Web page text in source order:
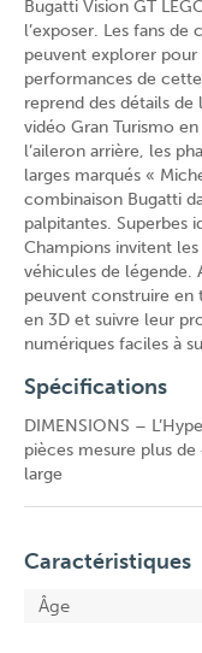
Bugatti Vision GT
l’exposer. Les fans
peuvent explorer pour
performances de
reprend des détails
vidéo Gran Turismo
l’aileron arrière, les
larges marqués «
combinaison Bugatti
palpitantes. Superbes
Champions invitent
véhicules de légende.
peuvent construire
en 3D et suivre leur
numériques faciles à
Spécifications
DIMENSIONS –
pièces mesure plus
large
Caractéristiques
Âge